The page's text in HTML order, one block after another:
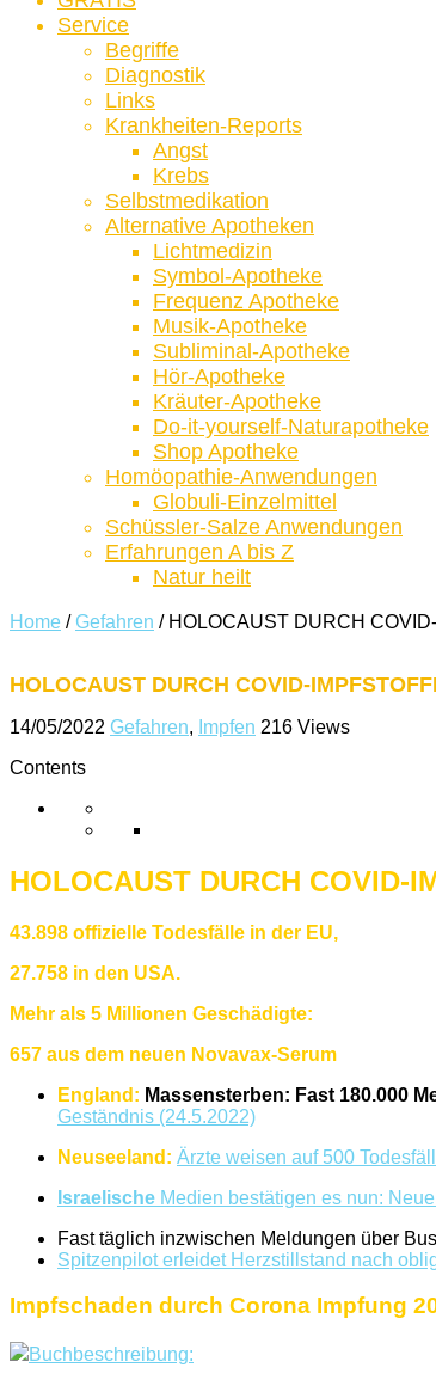
Service
Begriffe
Diagnostik
Links
Krankheiten-Reports
Angst
Krebs
Selbstmedikation
Alternative Apotheken
Lichtmedizin
Symbol-Apotheke
Frequenz Apotheke
Musik-Apotheke
Subliminal-Apotheke
Hör-Apotheke
Kräuter-Apotheke
Do-it-yourself-Naturapotheke
Shop Apotheke
Homöopathie-Anwendungen
Globuli-Einzelmittel
Schüssler-Salze Anwendungen
Erfahrungen A bis Z
Natur heilt
Home / Gefahren / HOLOCAUST DURCH
HOLOCAUST DURCH COVID-
14/05/2022 Gefahren, Impfen 216 Views
Contents
HOLOCAUST DURCH COVID-
43.898 offizielle Todesfälle in der EU,
27.758 in den USA.
Mehr als 5 Millionen Geschädigte:
657 aus dem neuen Novavax-Serum
England: Massensterben: Fast 180.000
Geständnis (24.5.2022)
Neuseeland: Ärzte weisen auf 500
Israelische Medien bestätigen es nun:
Fast täglich inzwischen Meldungen über
Spitzenpilot erleidet Herzstillstand nach
Impfschaden durch Corona Impfung
Buchbeschreibung: